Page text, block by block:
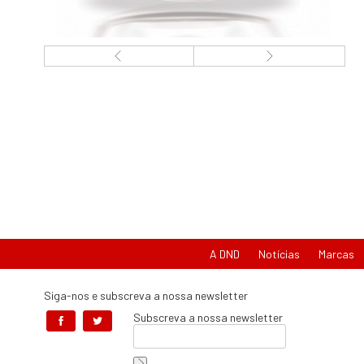
A DND Notícias Marcas
Siga-nos e subscreva a nossa newsletter
Subscreva a nossa newsletter